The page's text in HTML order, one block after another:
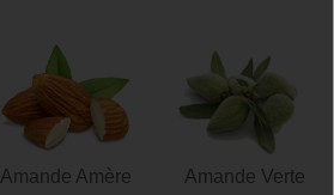
Amande Amère Amande Verte